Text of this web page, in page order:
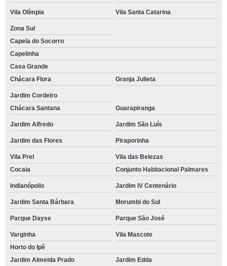
Vila Olímpia Vila Santa Catarina
Zona Sul
Capela do Socorro
Capelinha
Casa Grande
Chácara Flora
Granja Julieta
Jardim Cordeiro
Chácara Santana
Guarapiranga
Jardim Alfredo Jardim São Luís
Jardim das Flores Piraporinha
Vila Prel
Vila das Belezas
Cocaia
Conjunto Habitacional Palmares
Indianópolis Jardim IV Centenário
Jardim Santa Bárbara Morumbi do Sul
Parque Dayse Parque São José
Varginha
Vila Mascote
Horto do Ipê
Jardim Almeida Prado
Jardim Edda